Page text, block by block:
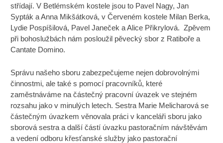
střídají. V Betlémském kostele jsou to Pavel Nagy, Jan
Sypták a Anna Mikšátková, v Červeném kostele Milan Berka,
Lydie Pospíšilová, Pavel Janeček a Alice Přikrylová. Zpěvem
při bohoslužbách nám posloužil pěvecký sbor z Ratiboře a
Cantate Domino.
Správu našeho sboru zabezpečujeme nejen dobrovolnými
činnostmi, ale také s pomocí pracovníků, které
zaměstnáváme na částečný pracovní úvazek ve stejném
rozsahu jako v minulých letech. Sestra Marie Melicharová se
částečným úvazkem věnovala práci v kanceláři sboru jako
sborová sestra a další částí úvazku pastoračním návštěvám
a vedení odboru křesťanské služby jako pastorační